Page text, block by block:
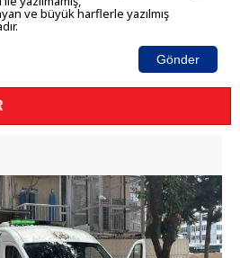
ve büyük harflerle yazılmış
Gönder